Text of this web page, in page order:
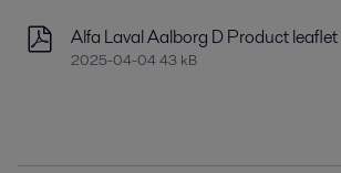
Alfa Laval Aalborg D Product leaflet
2025-04-04 43 kB